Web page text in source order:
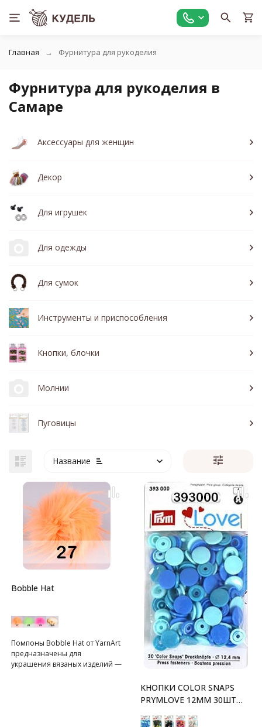
Главная Фурнитура для рукоделия
Фурнитура для рукоделия в
Самаре
Аксессуары для женщин
Декор
Для игрушек
Для одежды
Для сумок
Инструменты и приспособления
Кнопки, блочки
Молнии
Пуговицы
Название
Bobble Hat
Помпоны Bobble Hat от YarnArt
предназначены для
украшения вязаных изделий —
KНОПКИ COLOR SNAPS
PRYMLOVE 12ММ 30ШТ